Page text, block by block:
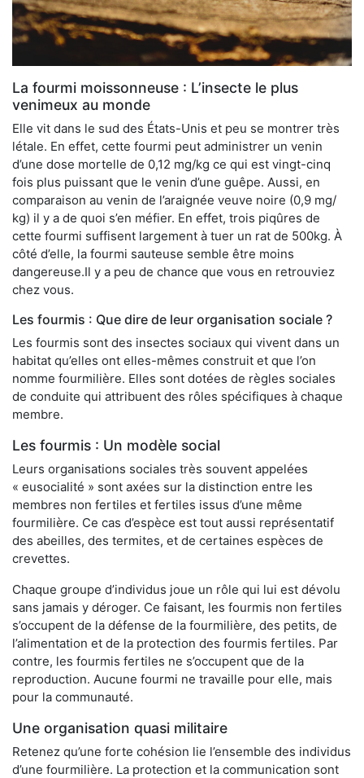
La fourmi moissonneuse : L’insecte le plus
venimeux au monde
Elle vit dans le sud des États-Unis et peu se montrer très
létale. En effet, cette fourmi peut administrer un venin
d’une dose mortelle de 0,12 mg/kg ce qui est vingt-cinq
fois plus puissant que le venin d’une guêpe. Aussi, en
comparaison au venin de l’araignée veuve noire (0,9 mg/
kg) il y a de quoi s’en méfier. En effet, trois piqûres de
cette fourmi suffisent largement à tuer un rat de 500kg. À
côté d’elle, la fourmi sauteuse semble être moins
dangereuse.Il y a peu de chance que vous en retrouviez
chez vous.
Les fourmis : Que dire de leur organisation sociale ?
Les fourmis sont des insectes sociaux qui vivent dans un
habitat qu’elles ont elles-mêmes construit et que l’on
nomme fourmilière. Elles sont dotées de règles sociales
de conduite qui attribuent des rôles spécifiques à chaque
membre.
Les fourmis : Un modèle social
Leurs organisations sociales très souvent appelées
« eusocialité » sont axées sur la distinction entre les
membres non fertiles et fertiles issus d’une même
fourmilière. Ce cas d’espèce est tout aussi représentatif
des abeilles, des termites, et de certaines espèces de
crevettes.
Chaque groupe d’individus joue un rôle qui lui est dévolu
sans jamais y déroger. Ce faisant, les fourmis non fertiles
s’occupent de la défense de la fourmilière, des petits, de
l’alimentation et de la protection des fourmis fertiles. Par
contre, les fourmis fertiles ne s’occupent que de la
reproduction. Aucune fourmi ne travaille pour elle, mais
pour la communauté.
Une organisation quasi militaire
Retenez qu’une forte cohésion lie l’ensemble des individus
d’une fourmilière. La protection et la communication sont